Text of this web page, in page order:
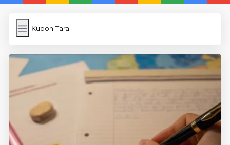
Kupon Tara
Kupon Tara
Image Upload
WP Cache Plugin
Anasayfa
5 Günde İngilizce